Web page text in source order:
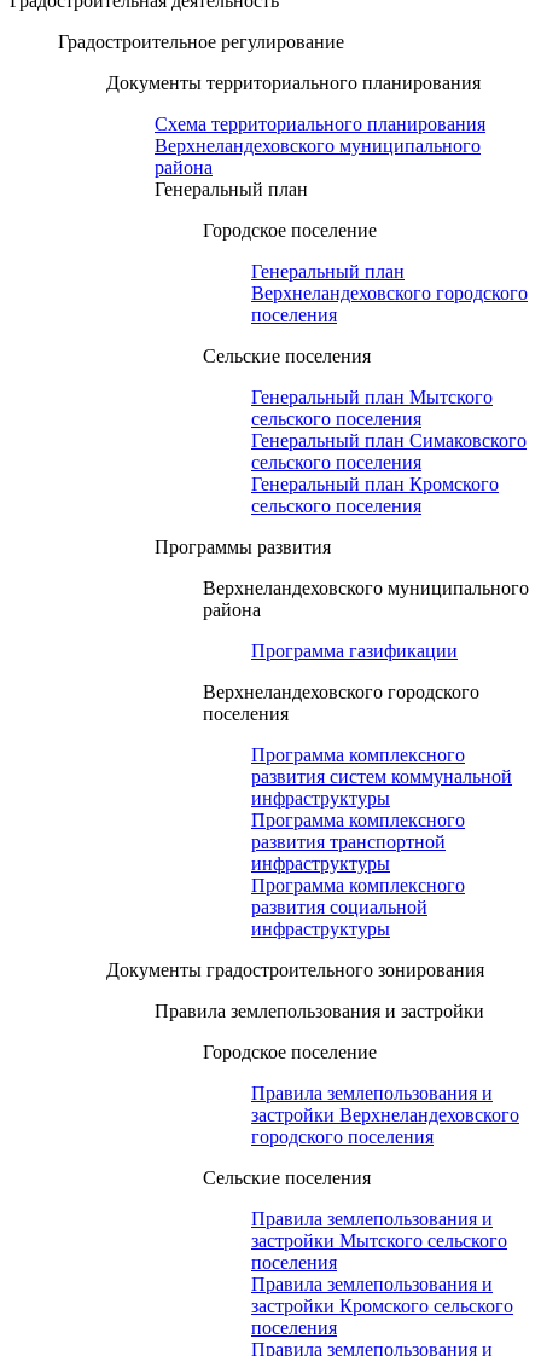
Градостроительное регулирование
Документы территориального планирования
Схема территориального планирования
Верхнеландеховского муниципального
района
Генеральный план
Городское поселение
Генеральный план
Верхнеландеховского городского
поселения
Сельские поселения
Генеральный план Мытского
сельского поселения
Генеральный план Симаковского
сельского поселения
Генеральный план Кромского
сельского поселения
Программы развития
Верхнеландеховского муниципального
района
Программа газификации
Верхнеландеховского городского
поселения
Программа комплексного
развития систем коммунальной
инфраструктуры
Программа комплексного
развития транспортной
инфраструктуры
Программа комплексного
развития социальной
инфраструктуры
Документы градостроительного зонирования
Правила землепользования и застройки
Городское поселение
Правила землепользования и
застройки Верхнеландеховского
городского поселения
Сельские поселения
Правила землепользования и
застройки Мытского сельского
поселения
Правила землепользования и
застройки Кромского сельского
поселения
Правила землепользования и